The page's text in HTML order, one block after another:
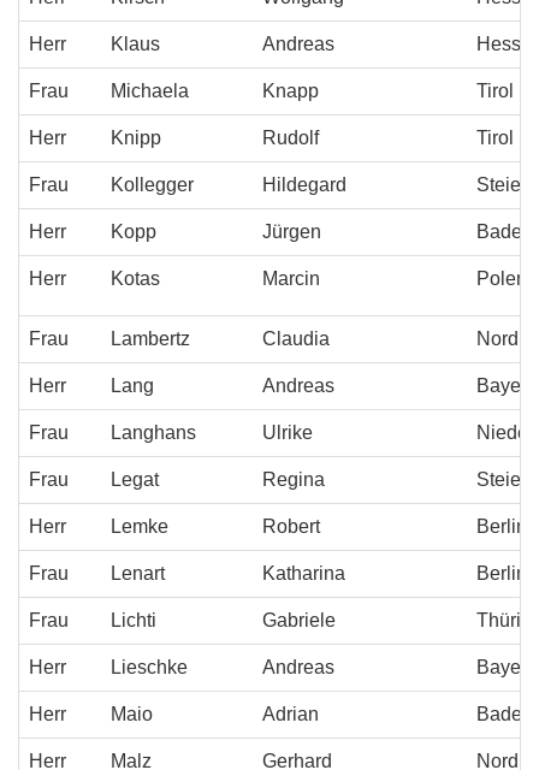
Herr Klaus Andreas
Frau Michaela Knapp Tirol
Herr Knipp Rudolf Tirol
Frau Kollegger Hildegard
Herr Kopp Jürgen
Herr Kotas Marcin Polen
Frau Lambertz Claudia
Herr Lang Andreas Bayern
Frau Langhans Ulrike
Frau Legat Regina
Herr Lemke Robert Berlin
Frau Lenart Katharina Berlin
Frau Lichti Gabriele
Herr Lieschke Andreas Bayern
Herr Maio Adrian
Herr Malz Gerhard